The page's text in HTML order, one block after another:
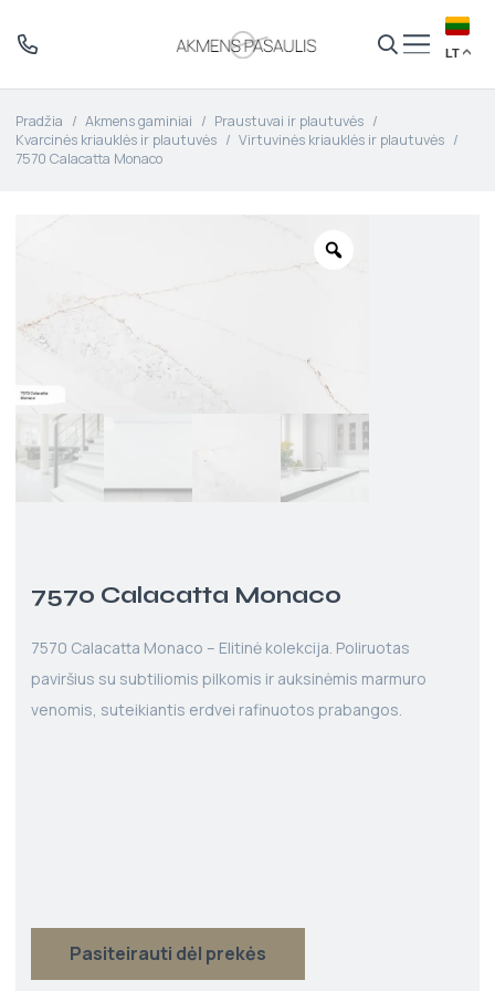
LT
Pradžia / Akmens gaminiai / Praustuvai ir plautuvės /
Kvarcinės kriauklės ir plautuvės / Virtuvinės kriauklės ir plautuvės /
7570 Calacatta Monaco
7570 Calacatta Monaco
7570 Calacatta Monaco – Elitinė kolekcija. Poliruotas
paviršius su subtiliomis pilkomis ir auksinėmis marmuro
venomis, suteikiantis erdvei rafinuotos prabangos.
Pasiteirauti dėl prekės